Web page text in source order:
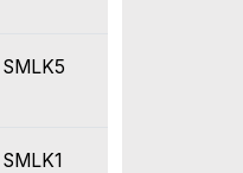
SMLK5
SMLK1